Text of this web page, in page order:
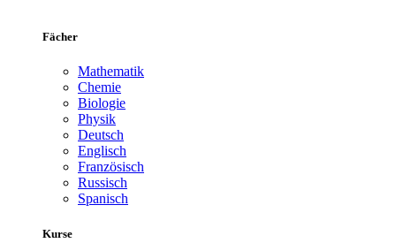
Fächer
Mathematik
Chemie
Biologie
Physik
Deutsch
Englisch
Französisch
Russisch
Spanisch
Kurse